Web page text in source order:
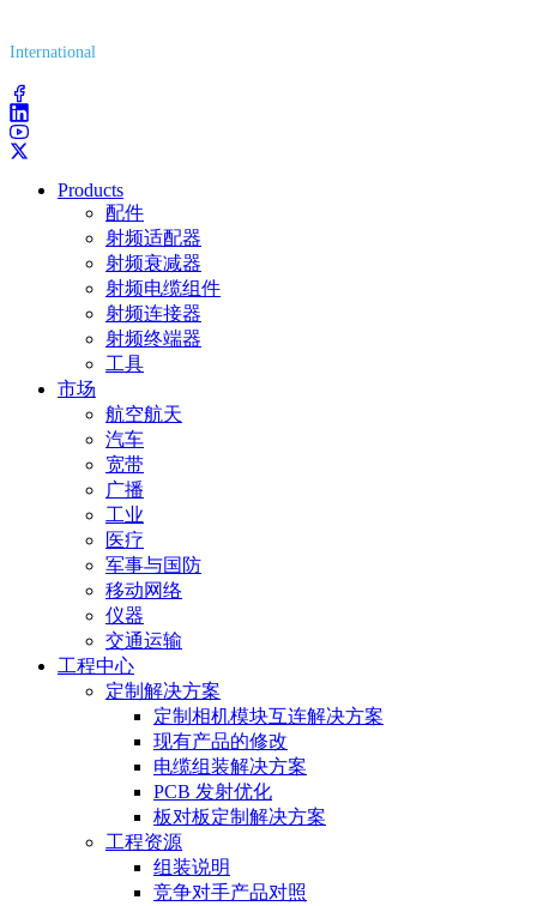
International
Products
配件
射频适配器
射频衰减器
射频电缆组件
射频连接器
射频终端器
工具
市场
航空航天
汽车
宽带
广播
工业
医疗
军事与国防
移动网络
仪器
交通运输
工程中心
定制解决方案
定制相机模块互连解决方案
现有产品的修改
电缆组装解决方案
PCB 发射优化
板对板定制解决方案
工程资源
组装说明
竞争对手产品对照